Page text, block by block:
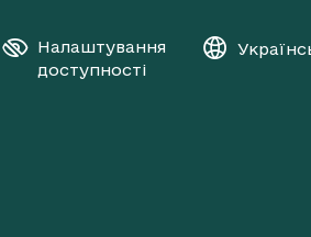
Налаштування
доступності